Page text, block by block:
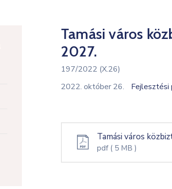
Tamási város
2027.
197/2022 (X.26)
2022. október 26.
Fejlesztési
Tamási város
pdf ( 5 MB )